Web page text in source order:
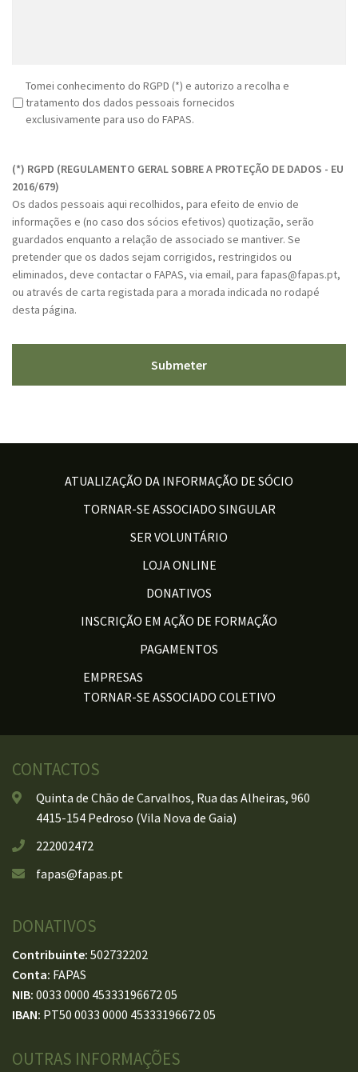
G
Tomei conhecimento do RGPD (*) e autorizo a recolha e
tratamento dos dados pessoais fornecidos
exclusivamente para uso do FAPAS.
A
P
C
H
A
(*) RGPD (REGULAMENTO GERAL SOBRE A PROTEÇÃO DE DADOS - EU
2016/679)
Os dados pessoais aqui recolhidos, para efeito de envio de
informações e (no caso dos sócios efetivos) quotização, serão
guardados enquanto a relação de associado se mantiver. Se
pretender que os dados sejam corrigidos, restringidos ou
eliminados, deve contactar o FAPAS, via email, para fapas@fapas.pt,
ou através de carta registada para a morada indicada no rodapé
desta página.
ATUALIZAÇÃO DA INFORMAÇÃO DE SÓCIO
TORNAR-SE ASSOCIADO SINGULAR
SER VOLUNTÁRIO
LOJA ONLINE
DONATIVOS
INSCRIÇÃO EM AÇÃO DE FORMAÇÃO
PAGAMENTOS
EMPRESAS
TORNAR-SE ASSOCIADO COLETIVO
CONTACTOS
Quinta de Chão de Carvalhos, Rua das Alheiras, 960
4415-154 Pedroso (Vila Nova de Gaia)
222002472
fapas@fapas.pt
DONATIVOS
Contribuinte: 502732202
Conta: FAPAS
NIB: 0033 0000 45333196672 05
IBAN: PT50 0033 0000 45333196672 05
OUTRAS INFORMAÇÕES